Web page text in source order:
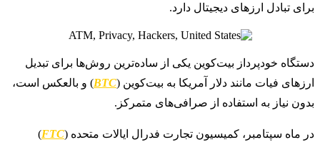
برای تبادل ارزهای دیجیتال دارد.
دستگاه خودپرداز بیت‌کوین یکی از ساده‌ترین روش‌ها برای تبدیل
ارزهای فیات مانند دلار آمریکا به بیت‌کوین (BTC) و بالعکس است،
بدون نیاز به استفاده از صرافی‌های متمرکز.
در ماه سپتامبر، کمیسیون تجارت فدرال ایالات متحده (FTC
)